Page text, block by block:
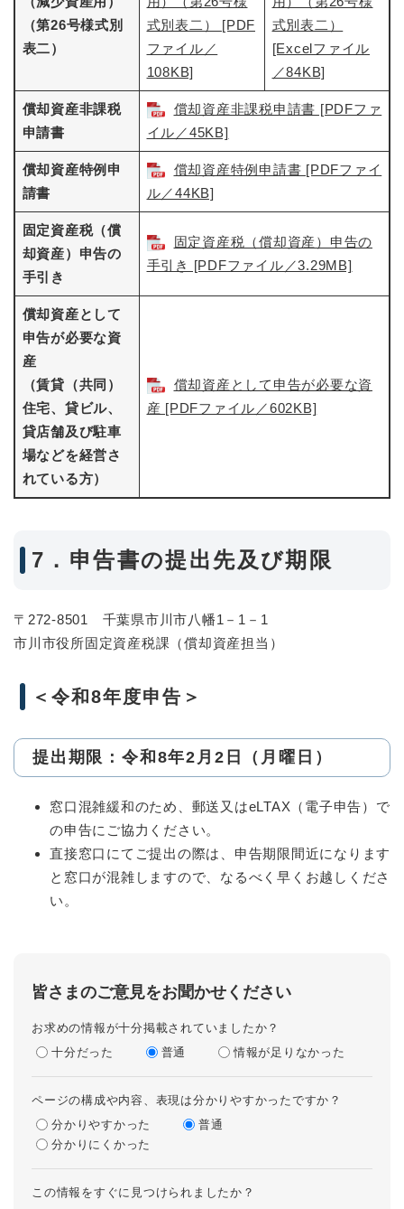
（第26号様式別
表二）
式別表二） [PDF
ファイル／
108KB]
式別表二）
[Excelファイル
／84KB]
償却資産非課税
申請書
償却資産非課税申請書 [PDFファ
イル／45KB]
償却資産特例申
請書
償却資産特例申請書 [PDFファイ
ル／44KB]
固定資産税（償
却資産）申告の
手引き
固定資産税（償却資産）申告の
手引き [PDFファイル／3.29MB]
償却資産として
申告が必要な資
産
（賃貸（共同）
住宅、貸ビル、
貸店舗及び駐車
場などを経営さ
れている方）
償却資産として申告が必要な資
産 [PDFファイル／602KB]
7．申告書の提出先及び期限
〒272-8501 千葉県市川市八幡1－1－1
市川市役所固定資産税課（償却資産担当）
＜令和8年度申告＞
提出期限：令和8年2月2日（月曜日）
窓口混雑緩和のため、郵送又はeLTAX（電子申告）で
の申告にご協力ください。
直接窓口にてご提出の際は、申告期限間近になります
と窓口が混雑しますので、なるべく早くお越しくださ
い。
皆さまのご意見をお聞かせください
お求めの情報が十分掲載されていましたか？
十分だった
普通 情報が足りなかった
ページの構成や内容、表現は分かりやすかったですか？
分かりやすかった
普通
分かりにくかった
この情報をすぐに見つけられましたか？